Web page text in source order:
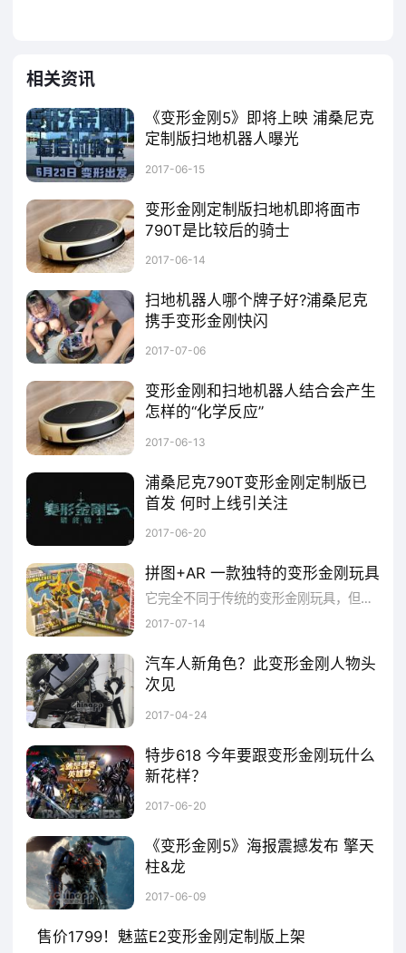
能力一样，浦桑尼克变形金刚版扫地机器人也
是颜值与才能兼具，除了有擎天柱酷炫的外观
之外，还拥有双侦测灵敏感应装置，机身正前
方的3组仿生超声波雷达，具有海豚的声波探
测功能，用于感知家居物品的具体方位；左右
品方向及距离。
擎天柱的优秀能力之一是充分掌握敌人的
情况，透彻地研究情报，以比较短的时间击退
敌人。浦桑尼克变形金刚版扫地机器人搭载
iPNAS四段式智能清洁系统，将清扫任务分为
四个步骤：定位-构图-规划-清扫，对家居环境
进行全面细致地了解、计算之后，以比较短的
时间完成室内清洁工作。
此外，浦桑尼克变形金刚定制版扫地机器
人还有APP远程操控、扫拖一体等强大功能，
3000mAh锂电池安全稳定长续航，可以轻松
搞定大户型的清洁，变形金刚迷赶紧来围观！
相关资讯
《变形金刚5》即将上映 浦桑尼克
定制版扫地机器人曝光
2017-06-15
变形金刚定制版扫地机即将面市
790T是比较后的骑士
2017-06-14
扫地机器人哪个牌子好?浦桑尼克
携手变形金刚快闪
2017-07-06
变形金刚和扫地机器人结合会产生
怎样的“化学反应”
2017-06-13
浦桑尼克790T变形金刚定制版已
首发 何时上线引关注
2017-06-20
拼图+AR 一款独特的变形金刚玩具
它完全不同于传统的变形金刚玩具，但又借助最火热的AR科技带来全新的互动体验，从儿童玩具延伸到动画，漫画、电影等多种商业形式，“变形金刚”早已成为影响力波及全球的超级IP。2016年10月，孩之宝宣布与央数文化合作进军AR玩具领域，授权的IP就包括了变形金刚。2017年6月，双方联合打造的AR神奇拼图-变形金刚系列在《变形金刚5》热映之际上市，成为颇为独特的一款变形金刚衍生玩具。在变
2017-07-14
汽车人新角色？此变形金刚人物头
次见
2017-04-24
特步618 今年要跟变形金刚玩什么
新花样？
2017-06-20
《变形金刚5》海报震撼发布 擎天
柱&龙
2017-06-09
售价1799！魅蓝E2变形金刚定制版上架